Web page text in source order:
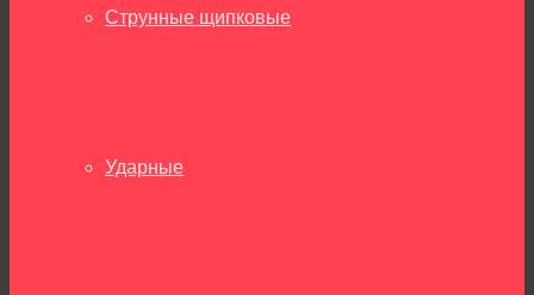
Струнные щипковые
Ударные